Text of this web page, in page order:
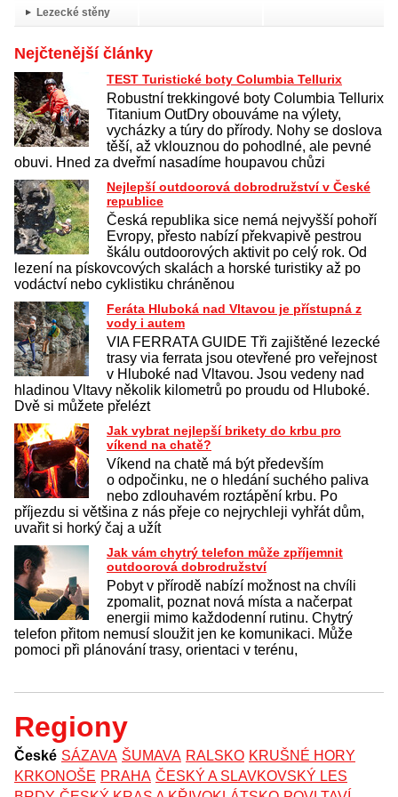
Lezecké stěny
Nejčtenější články
TEST Turistické boty Columbia Tellurix
Robustní trekkingové boty Columbia Tellurix
Titanium OutDry obouváme na výlety,
vycházky a túry do přírody. Nohy se doslova
těší, až vklouznou do pohodlné, ale pevné
obuvi. Hned za dveřmí nasadíme houpavou chůzi
Nejlepší outdoorová dobrodružství v České
republice
Česká republika sice nemá nejvyšší pohoří
Evropy, přesto nabízí překvapivě pestrou
škálu outdoorových aktivit po celý rok. Od
lezení na pískovcových skalách a horské turistiky až po
vodáctví nebo cyklistiku chráněnou
Feráta Hluboká nad Vltavou je přístupná z
vody i autem
VIA FERRATA GUIDE Tři zajištěné lezecké
trasy via ferrata jsou otevřené pro veřejnost
v Hluboké nad Vltavou. Jsou vedeny nad
hladinou Vltavy několik kilometrů po proudu od Hluboké.
Dvě si můžete přelézt
Jak vybrat nejlepší brikety do krbu pro
víkend na chatě?
Víkend na chatě má být především
o odpočinku, ne o hledání suchého paliva
nebo zdlouhavém roztápění krbu. Po
příjezdu si většina z nás přeje co nejrychleji vyhřát dům,
uvařit si horký čaj a užít
Jak vám chytrý telefon může zpříjemnit
outdoorová dobrodružství
Pobyt v přírodě nabízí možnost na chvíli
zpomalit, poznat nová místa a načerpat
energii mimo každodenní rutinu. Chytrý
telefon přitom nemusí sloužit jen ke komunikaci. Může
pomoci při plánování trasy, orientaci v terénu,
Regiony
České SÁZAVA ŠUMAVA RALSKO KRUŠNÉ HORY
KRKONOŠE PRAHA ČESKÝ A SLAVKOVSKÝ LES